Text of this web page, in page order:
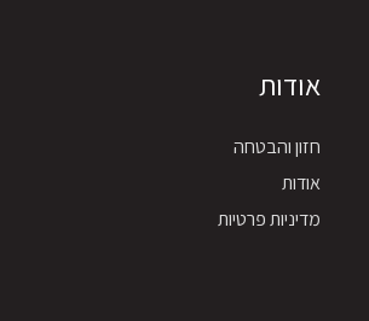
אודות
חזון והבטחה
אודות
מדיניות פרטיות